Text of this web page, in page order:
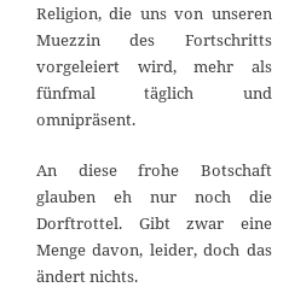
Religion, die uns von unseren
Muezzin des Fortschritts
vorgeleiert wird, mehr als
fünfmal täglich und
omnipräsent.
An diese frohe Botschaft
glauben eh nur noch die
Dorftrottel. Gibt zwar eine
Menge davon, leider, doch das
ändert nichts.